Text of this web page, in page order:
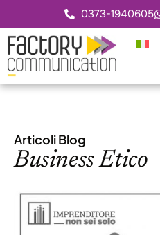
0373-1940605
Articoli Blog
Business Etico